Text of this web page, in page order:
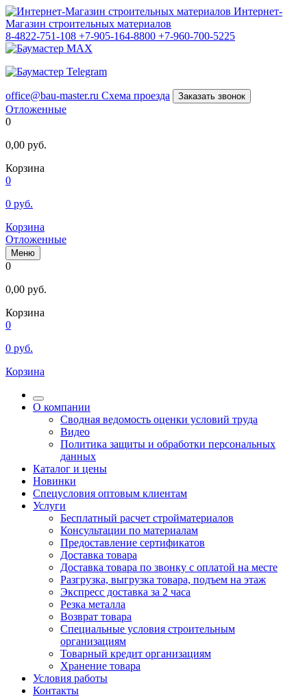
Интернет-
Магазин строительных материалов
8-4822-751-108 +7-905-164-8800 +7-960-700-5225
office@bau-master.ru Схема проезда Заказать звонок
Отложенные
0
0,00 руб.
Корзина
0
0 руб.
Корзина
Отложенные
Меню
0
0,00 руб.
Корзина
0
0 руб.
Корзина
О компании
Сводная ведомость оценки условий труда
Видео
Политика защиты и обработки персональных
данных
Каталог и цены
Новинки
Спецусловия оптовым клиентам
Услуги
Бесплатный расчет стройматериалов
Консультации по материалам
Предоставление сертификатов
Доставка товара
Доставка товара по звонку с оплатой на месте
Разгрузка, выгрузка товара, подъем на этаж
Экспресс доставка за 2 часа
Резка металла
Возврат товара
Специальные условия строительным
организациям
Товарный кредит организациям
Хранение товара
Условия работы
Контакты